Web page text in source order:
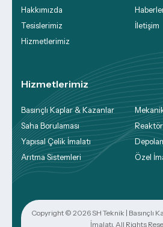
Hakkımızda
Tesislerimiz
Hizmetlerimiz
İletişim
Hizmetlerimiz
Basınçlı Kaplar & Kazanlar
Saha Borulaması
Yapısal Çelik İmalatı
Arıtma Sistemleri
Özel
Copyright © 2026 SH Teknik | Basınçlı
İmalatı, All Rights